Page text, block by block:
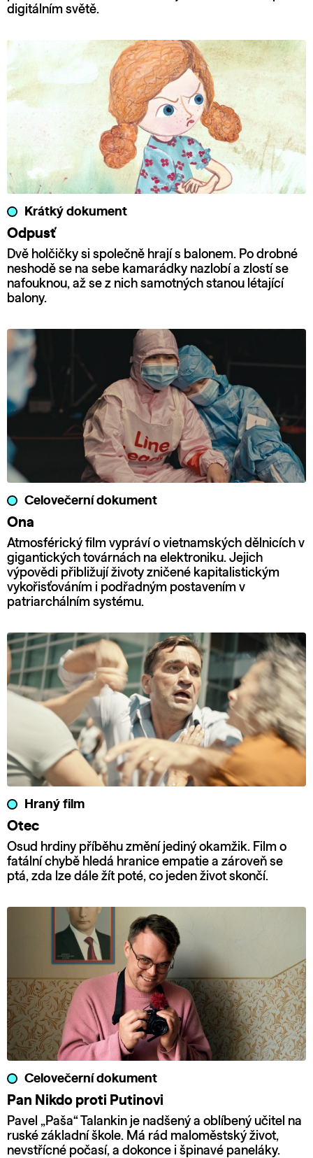
digitálním světě.
Krátký dokument
Odpusť
Dvě holčičky si společně hrají s balonem. Po drobné
neshodě se na sebe kamarádky nazlobí a zlostí se
nafouknou, až se z nich samotných stanou létající
balony.
Celovečerní dokument
Ona
Atmosférický film vypráví o vietnamských dělnicích v
gigantických továrnách na elektroniku. Jejich
výpovědi přibližují životy zničené kapitalistickým
vykořisťováním i podřadným postavením v
patriarchálním systému.
Hraný film
Otec
Osud hrdiny příběhu změní jediný okamžik. Film o
fatální chybě hledá hranice empatie a zároveň se
ptá, zda lze dále žít poté, co jeden život skončí.
Celovečerní dokument
Pan Nikdo proti Putinovi
Pavel „Paša“ Talankin je nadšený a oblíbený učitel na
ruské základní škole. Má rád maloměstský život,
nevstřícné počasí, a dokonce i špinavé paneláky.